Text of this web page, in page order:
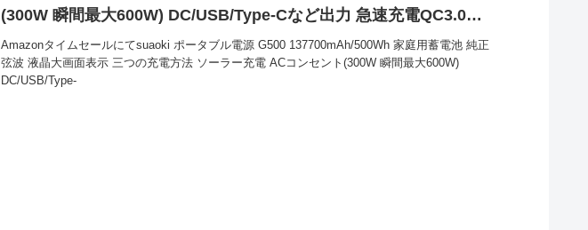
(300W 瞬間最大600W) DC/USB/Type-Cなど出力 急速充電QC3.0搭
載 車中泊 キャンプ 防災グッズ 停電時に 12ヶ月保証 が50813円とお
買い得！
Amazonタイムセールにてsuaoki ポータブル電源 G500 137700mAh/500Wh 家庭用蓄電池 純正
弦波 液晶大画面表示 三つの充電方法 ソーラー充電 ACコンセント(300W 瞬間最大600W)
DC/USB/Type-